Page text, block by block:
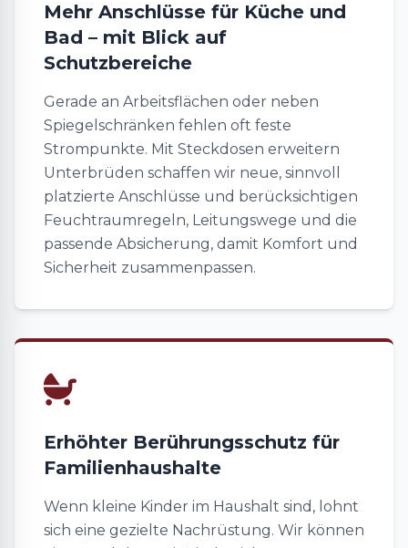
Mehr Anschlüsse für Küche und
Bad – mit Blick auf
Schutzbereiche
Gerade an Arbeitsflächen oder neben
Spiegelschränken fehlen oft feste
Strompunkte. Mit Steckdosen erweitern
Unterbrüden schaffen wir neue, sinnvoll
platzierte Anschlüsse und berücksichtigen
Feuchtraumregeln, Leitungswege und die
passende Absicherung, damit Komfort und
Sicherheit zusammenpassen.
Erhöhter Berührungsschutz für
Familienhaushalte
Wenn kleine Kinder im Haushalt sind, lohnt
sich eine gezielte Nachrüstung. Wir können